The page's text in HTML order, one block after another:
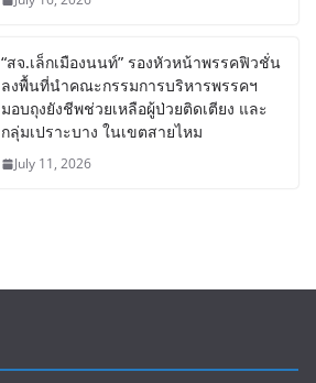
“สจ.เล็กเมืองนนท์” รองหัวหน้าพรรคฟิวชั่น
ลงพื้นที่นำคณะกรรมการบริหารพรรคฯ
มอบถุงยังชีพช่วยเหลือผู้ป่วยติดเตียง และ
กลุ่มเปราะบาง ในเขตสายไหม
July 11, 2026